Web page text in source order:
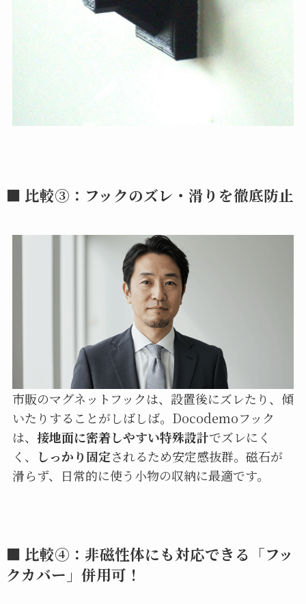
■ 比較③： フックのズレ・滑りを徹底防止
市販のマグネットフックは、設置後にズレたり、傾
いたりすることがしばしば。Docodemoフック
は、 接地面に密着しやすい特殊設計でズレにく
く、
しっかり固定されるため安定感抜群。磁石が
滑らず、日常的に使う小物の収納に最適です。
■ 比較④： 非磁性体にも対応できる「フッ
クカバー」併用可！